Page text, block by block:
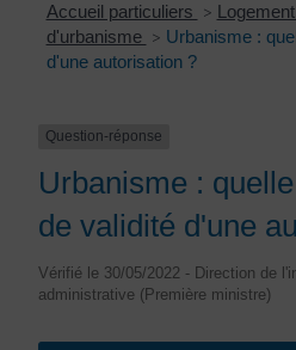
Accueil particuliers > Logement
d'urbanisme
> Urbanisme :
d'une autorisation ?
Question-réponse
Urbanisme :
de validité d'une
Vérifié le 30/05/2022 - Direction de
administrative (Première ministre)